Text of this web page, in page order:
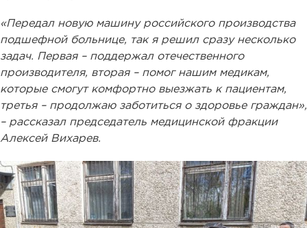
«Передал новую машину российского производства
подшефной больнице, так я решил сразу несколько
задач. Первая – поддержал отечественного
производителя, вторая – помог нашим медикам,
которые смогут комфортно выезжать к пациентам,
третья – продолжаю заботиться о здоровье граждан»,
– рассказал председатель медицинской фракции
Алексей Вихарев.